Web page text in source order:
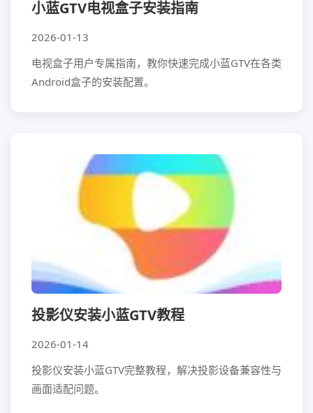
小蓝GTV电视盒子安装指南
2026-01-13
电视盒子用户专属指南，教你快速完成小蓝GTV在各类
Android盒子的安装配置。
投影仪安装小蓝GTV教程
2026-01-14
投影仪安装小蓝GTV完整教程，解决投影设备兼容性与
画面适配问题。